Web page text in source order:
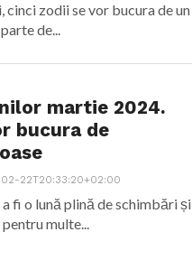
zodii se vor bucura de un
de...
martie 2024.
bucura de
22T20:33:20+02:00
fi o lună plină de schimbări și
multe...